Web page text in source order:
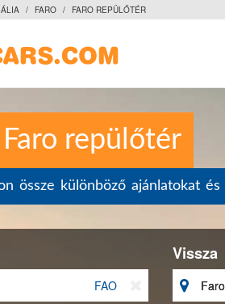
/ FARO / FARO REPÜLŐTÉR
repülőtér
össze különböző ajánlatokat
FAO
Vissza
